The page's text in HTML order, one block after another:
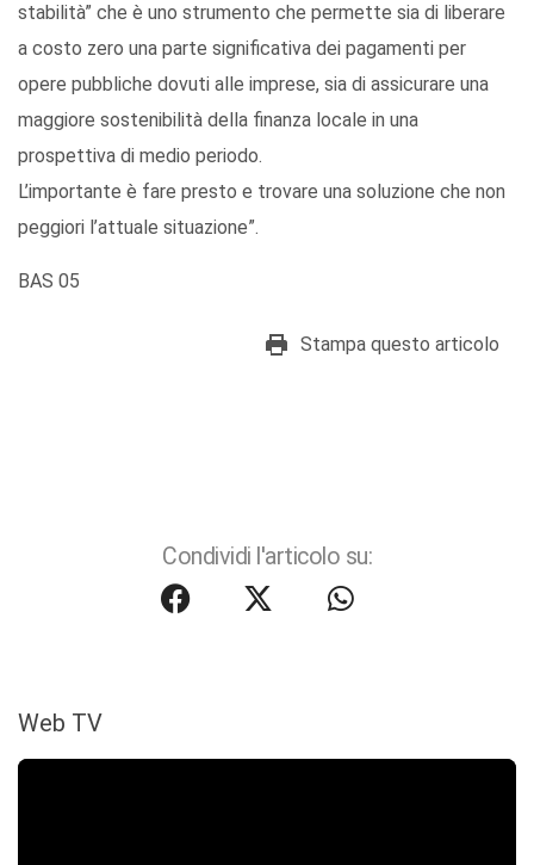
stabilità” che è uno strumento che permette sia di liberare
a costo zero una parte significativa dei pagamenti per
opere pubbliche dovuti alle imprese, sia di assicurare una
maggiore sostenibilità della finanza locale in una
prospettiva di medio periodo.
L’importante è fare presto e trovare una soluzione che non
peggiori l’attuale situazione”.
BAS 05
Stampa questo articolo
Condividi l'articolo su:
Web TV